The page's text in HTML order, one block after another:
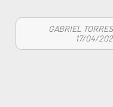
GABRIEL
17/04/